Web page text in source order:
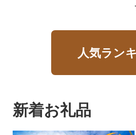
人気ラン
新着お礼品